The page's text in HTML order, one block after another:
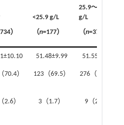
）
<25.9 g/L
（n=177）
25.9～34.8
g/L
（n=377）
51.48±9.99 51.55±9.68
70.4） 123（69.5） 276（73.2）
2.6） 3（1.7） 9（2.4）